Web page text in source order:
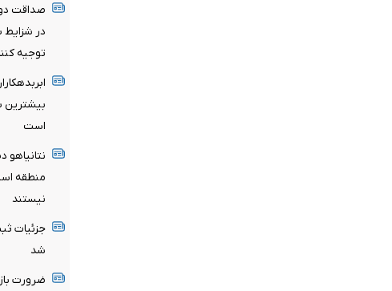
صداقت
در شزایط
توجیه
است
منطقه
نیستند
شد
ضرورت